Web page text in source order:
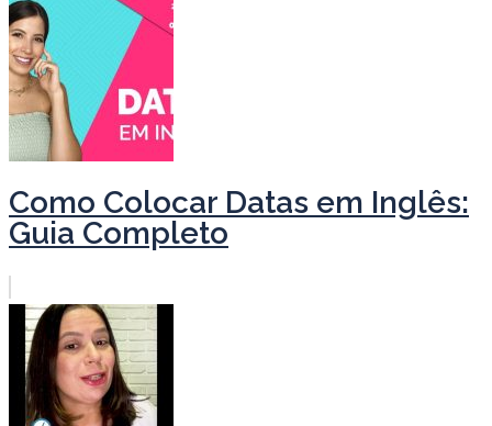
Como Colocar Datas em Inglês:
Guia Completo